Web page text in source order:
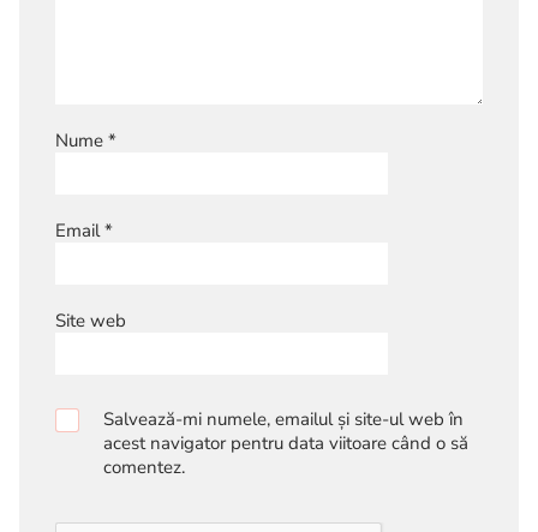
Nume *
Email*
Site web
Salvează-mi numele, emailul și site-ul web în
acest navigator pentru data viitoare când o să
comentez.